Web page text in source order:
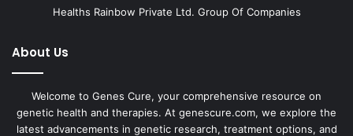
Healths Rainbow Private Ltd. Group Of Companies
About Us
Welcome to Genes Cure, your comprehensive resource on
genetic health and therapies. At genescure.com, we explore the
latest advancements in genetic research, treatment options, and